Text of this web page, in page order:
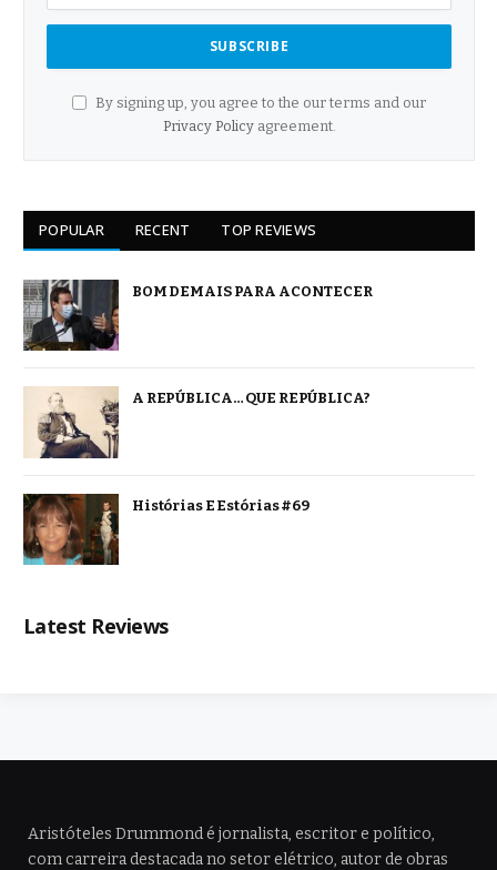
By signing up, you agree to the our terms and our
Privacy Policyagreement.
POPULAR RECENT TOP REVIEWS
BOM DEMAIS PARA ACONTECER
A REPÚBLICA… QUE REPÚBLICA?
Histórias E Estórias #69
Latest Reviews
Aristóteles Drummond é jornalista, escritor e político,
com carreira destacada no setor elétrico, autor de obras